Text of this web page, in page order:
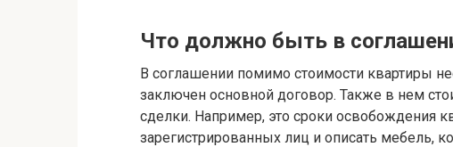
Что должно быть в
В соглашении помимо стоимости квартиры
заключен основной договор. Также в нем
сделки. Например, это сроки освобождения
зарегистрированных лиц и описать мебель,